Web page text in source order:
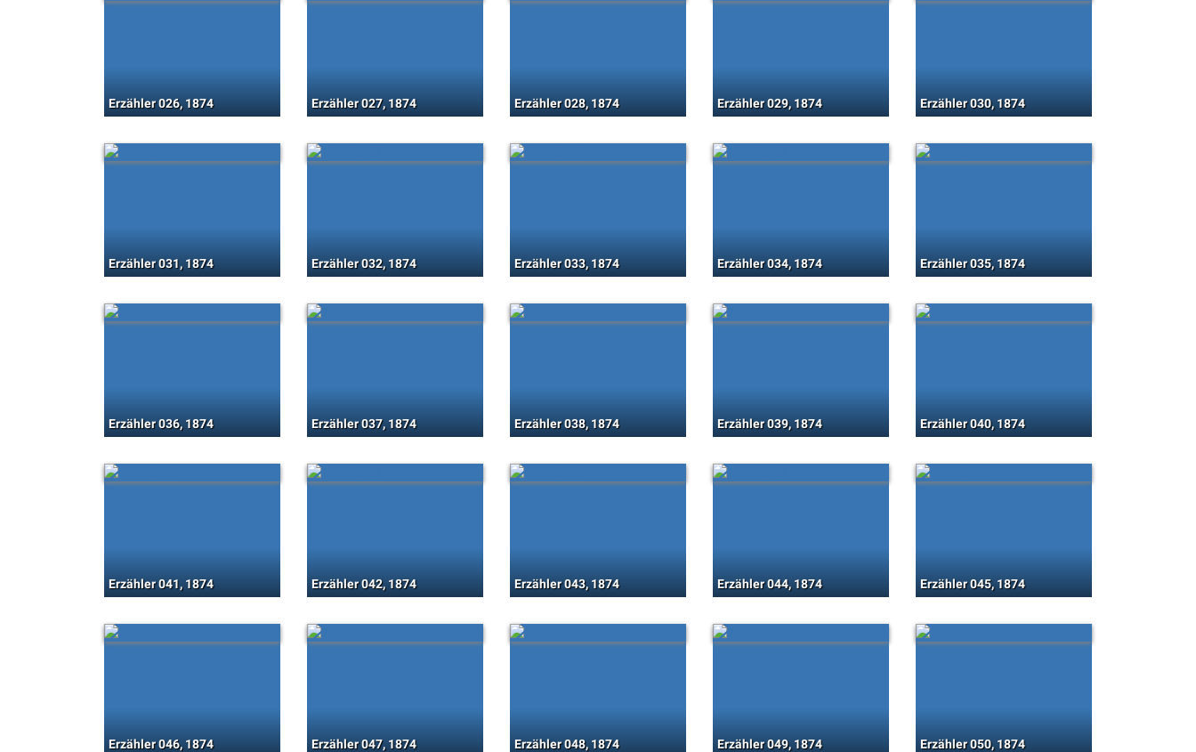
Erzähler 026, 1874 Erzähler 027, 1874 Erzähler 028, 1874 Erzähler 029, 1874 Erzähler 030, 1874
Erzähler 031, 1874 Erzähler 032, 1874 Erzähler 033, 1874 Erzähler 034, 1874 Erzähler 035, 1874
Erzähler 036, 1874 Erzähler 037, 1874 Erzähler 038, 1874 Erzähler 039, 1874 Erzähler 040, 1874
Erzähler 041, 1874 Erzähler 042, 1874 Erzähler 043, 1874 Erzähler 044, 1874 Erzähler 045, 1874
Erzähler 046, 1874 Erzähler 047, 1874 Erzähler 048, 1874 Erzähler 049, 1874 Erzähler 050, 1874